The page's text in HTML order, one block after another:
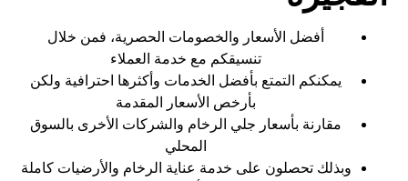
أفضل الأسعار والخصومات الحصرية، فمن خلال
تنسيقكم مع خدمة العملاء
يمكنكم التمتع بأفضل الخدمات وأكثرها احترافية ولكن
بأرخص الأسعار المقدمة
مقارنة بأسعار جلي الرخام والشركات الأخرى بالسوق
المحلي
وبذلك تحصلون على خدمة عناية الرخام والأرضيات كاملة